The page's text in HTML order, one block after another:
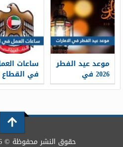
العيد في
الشارقة
موعد عيد الفطر
2026 في
الامارات
ساعات
في القطاع
الحكومي
حقوق النشر محفوظة © 2026 موقع المرجع